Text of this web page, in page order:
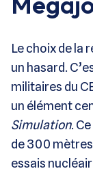
Le choix de la
un hasard.
militaires du
un élément
Simulation.
de 300
essais